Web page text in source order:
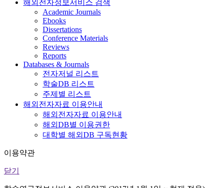
해외전자정보서비스 검색
Academic Journals
Ebooks
Dissertations
Conference Materials
Reviews
Reports
Databases & Journals
전자저널 리스트
학술DB 리스트
주제별 리스트
해외전자자료 이용안내
해외전자자료 이용안내
해외DB별 이용권한
대학별 해외DB 구독현황
이용약관
닫기